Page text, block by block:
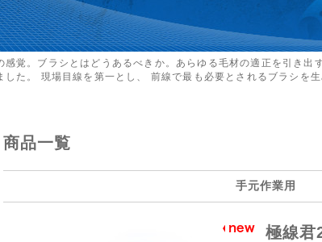
感覚。ブラシとはどうあるべきか。あらゆる毛材の適正を引き出
た。 現場目線を第一とし、 前線で最も必要とされるブラシを生
商品一覧
手元作業用
極線君